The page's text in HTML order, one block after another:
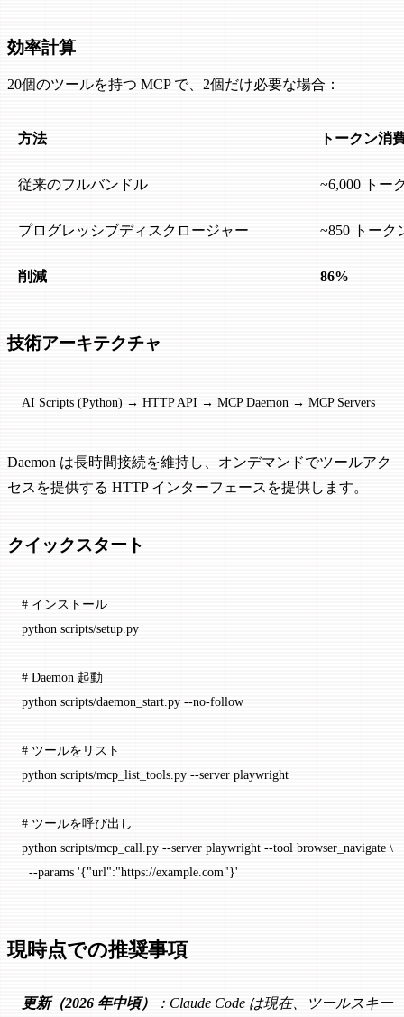
効率計算
20個のツールを持つ MCP で、2個だけ必要な場合：
方法 トークン消
従来のフルバンドル ~6,000 トー
プログレッシブディスクロージャー ~850 トーク
削減 86%
技術アーキテクチャ
AI Scripts (Python) → HTTP API → MCP Daemon → MCP Servers
Daemon は長時間接続を維持し、オンデマンドでツールアク
セスを提供する HTTP インターフェースを提供します。
クイックスタート
# インストール
python scripts/setup.py
# Daemon 起動
python scripts/daemon_start.py --no-follow
# ツールをリスト
python scripts/mcp_list_tools.py --server playwright
# ツールを呼び出し
python scripts/mcp_call.py --server playwright --tool browser_navigate \
  --params
'{"url":"https://example.com"}'
現時点での推奨事項
更新（2026 年中頃）
：Claude Code は現在、ツールスキー